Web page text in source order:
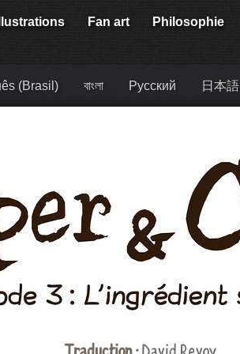
Illustrations Fan art Philosophie
(Brasil) বাংলা Русский 日本語